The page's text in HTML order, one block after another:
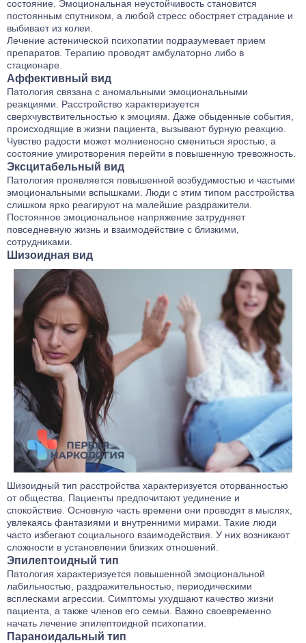
состояние. Эмоциональная неустойчивость становится
постоянным спутником, а любой стресс обостряет страдание и
выбивает из колеи.
Лечение астенической психопатии подразумевает прием
препаратов. Терапию проводят амбулаторно либо в
стационаре.
Аффективный вид
Патология связана с аномальными эмоциональными
реакциями. Расстройство характеризуется
сверхчувствительностью к эмоциям. Даже обыденные события,
происходящие в жизни пациента, вызывают бурную реакцию.
Чувство радости может молниеносно смениться яростью, а
состояние умиротворения перейти в повышенную тревожность.
Эксцитабельный вид
Патология проявляется повышенной возбудимостью и частыми
эмоциональными вспышками. Люди с этим типом расстройства
слишком ярко реагируют на малейшие раздражители.
Постоянное эмоциональное напряжение затрудняет
повседневную жизнь и взаимодействие с близкими,
сотрудниками.
Шизоидная вид
Шизоидный тип расстройства характеризуется оторванностью
от общества. Пациенты предпочитают уединение и
спокойствие. Основную часть времени они проводят в мыслях,
увлекаясь фантазиями и внутренними мирами. Такие люди
часто избегают социального взаимодействия. У них возникают
сложности в установлении близких отношений.
Эпилептоидный тип
Патология характеризуется повышенной эмоциональной
лабильностью, раздражительностью, периодическими
всплесками агрессии. Симптомы ухудшают качество жизни
пациента, а также членов его семьи. Важно своевременно
начать лечение эпилептоидной психопатии.
Параноидальный тип